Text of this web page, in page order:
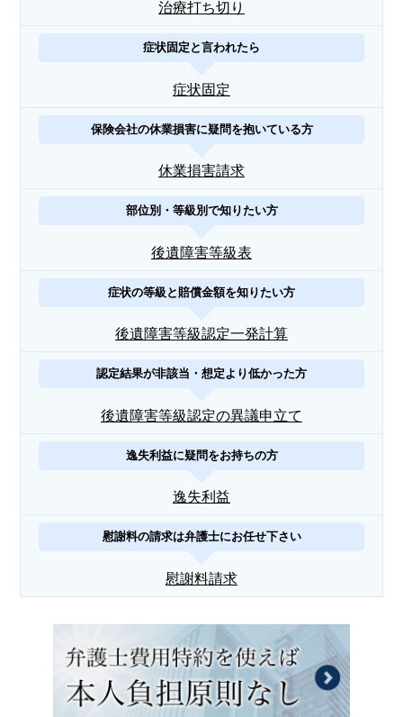
治療打ち切り
症状固定と言われたら
症状固定
保険会社の休業損害に疑問を抱いている方
休業損害請求
部位別・等級別で知りたい方
後遺障害等級表
症状の等級と賠償金額を知りたい方
後遺障害等級認定一発計算
認定結果が非該当・想定より低かった方
後遺障害等級認定の異議申立て
逸失利益に疑問をお持ちの方
逸失利益
慰謝料の請求は弁護士にお任せ下さい
慰謝料請求